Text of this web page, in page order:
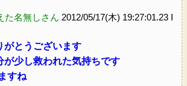
た名無しさん 2012/05/17(木) 19:27:01.23 I
がとうございます
が少し救われた気持ちです
すね